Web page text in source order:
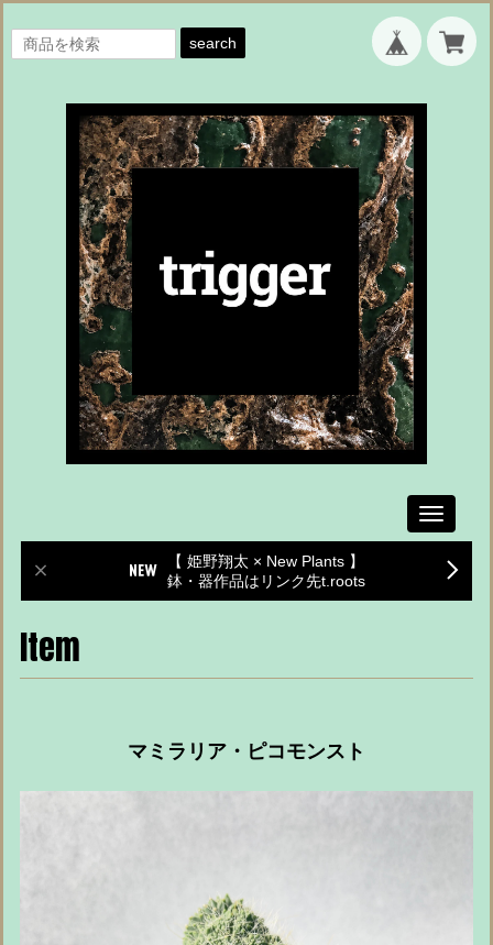
search
Toggle
【 姫野翔太 × New Plants 】
鉢・器作品はリンク先t.roots
Item
マミラリア・ピコモンスト